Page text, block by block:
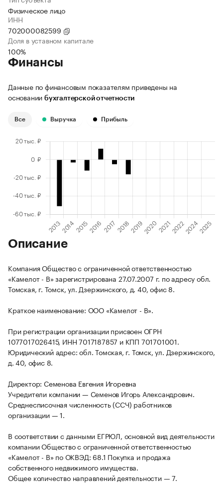
Физическое лицо
ИНН
702000082599
Доля в уставном капитале
100%
Финансы
Данные по финансовым показателям приведены на
основании бухгалтерской отчетности
Все Выручка Прибыль
Описание
Компания Общество с ограниченной ответственностью
«Камелот - В» зарегистрирована 27.07.2007 г. по адресу обл.
Томская, г. Томск, ул. Дзержинского, д. 40, офис 8.
Краткое наименование: ООО «Камелот - В».
При регистрации организации присвоен ОГРН
1077017026415, ИНН 7017187857 и КПП 701701001.
Юридический адрес: обл. Томская, г. Томск, ул. Дзержинского,
д. 40, офис 8.
Директор: Семенова Евгения Игоревна
Учредители компании — Семенов Игорь Александрович.
Среднесписочная численность (ССЧ) работников
организации — 1.
В соответствии с данными ЕГРЮЛ, основной вид деятельности
компании Общество с ограниченной ответственностью
«Камелот - В» по ОКВЭД: 68.1 Покупка и продажа
собственного недвижимого имущества.
Общее количество направлений деятельности — 7.